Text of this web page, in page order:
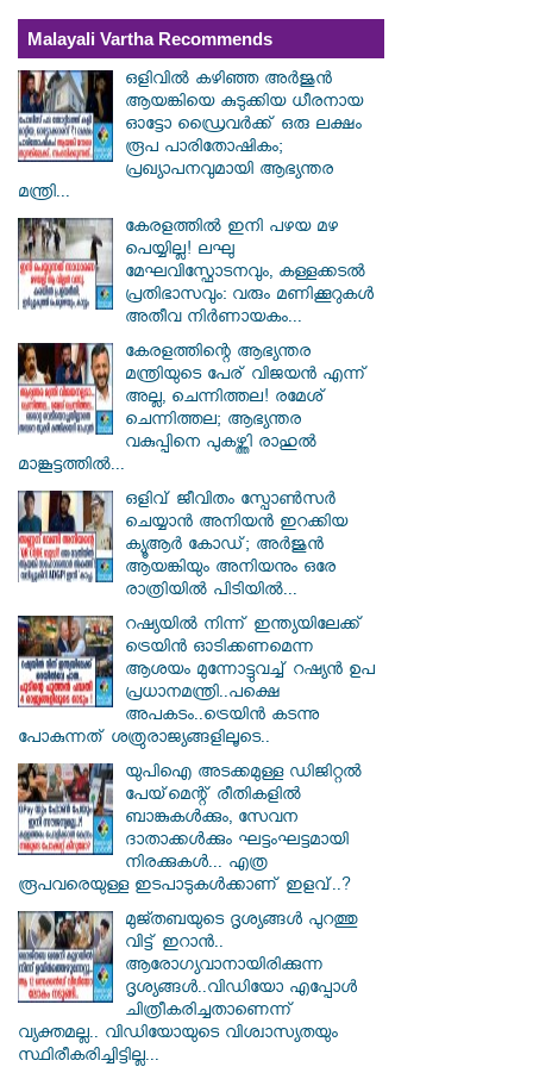
Malayali Vartha Recommends
ഒളിവിൽ കഴിഞ്ഞ അർജുൻ
ആയങ്കിയെ കുടുക്കിയ ധീരനായ
ഓട്ടോ ഡ്രൈവർക്ക് ഒരു ലക്ഷം
രൂപ പാരിതോഷികം;
പ്രഖ്യാപനവുമായി ആഭ്യന്തര
മന്ത്രി...
കേരളത്തിൽ ഇനി പഴയ മഴ
പെയ്യില്ല! ലഘു
മേഘവിസ്ഫോടനവും, കള്ളക്കടൽ
പ്രതിഭാസവും: വരും മണിക്കൂറുകൾ
അതീവ നിർണായകം...
കേരളത്തിന്റെ ആഭ്യന്തര
മന്ത്രിയുടെ പേര് വിജയൻ എന്ന്
അല്ല, ചെന്നിത്തല! രമേശ്
ചെന്നിത്തല; ആഭ്യന്തര
വകുപ്പിനെ പുകഴ്ത്തി രാഹുൽ
മാങ്കൂട്ടത്തിൽ...
ഒളിവ് ജീവിതം സ്പോൺസർ
ചെയ്യാൻ അനിയൻ ഇറക്കിയ
ക്യൂആർ കോഡ്; അർജുൻ
ആയങ്കിയും അനിയനും ഒരേ
രാത്രിയിൽ പിടിയിൽ...
റഷ്യയിൽ നിന്ന് ഇന്ത്യയിലേക്ക്
ട്രെയിൻ ഓടിക്കണമെന്ന
ആശയം മുന്നോട്ടുവച്ച് റഷ്യൻ ഉപ
പ്രധാനമന്ത്രി..പക്ഷെ
അപകടം..ട്രെയിൻ കടന്നു
പോകുന്നത് ശത്രുരാജ്യങ്ങളിലൂടെ..
യുപിഐ അടക്കമുള്ള ഡിജിറ്റല്‍
പേയ്‌മെന്റ് രീതികളില്‍
ബാങ്കുകള്‍ക്കും, സേവന
ദാതാക്കള്‍ക്കും ഘട്ടംഘട്ടമായി
നിരക്കുകള്‍... എത്ര
രൂപവരെയുള്ള ഇടപാടുകള്‍ക്കാണ് ഇളവ്..?
മുജ്തബയുടെ ദൃശ്യങ്ങൾ പുറത്തു
വിട്ട് ഇറാൻ..
ആരോഗ്യവാനായിരിക്കുന്ന
ദൃശ്യങ്ങൾ..വിഡിയോ എപ്പോൾ
ചിത്രീകരിച്ചതാണെന്ന്
വ്യക്തമല്ല.. വിഡിയോയുടെ വിശ്വാസ്യതയും
സ്ഥിരീകരിച്ചിട്ടില്ല...